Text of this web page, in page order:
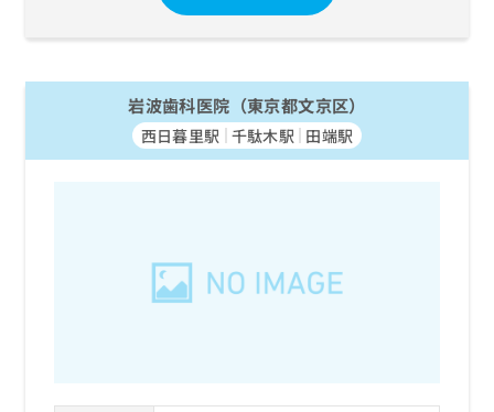
岩波歯科医院（東京都文京区）
西日暮里駅 千駄木駅 田端駅